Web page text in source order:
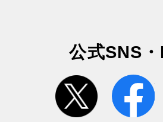
公式SNS
twitter